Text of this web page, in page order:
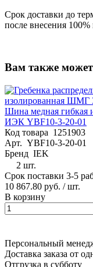
Срок доставки до
после внесения 100%
Вам также
Шина медная гибкая
ИЭК YBF10-3-20-01
Код товара 1251903
Арт. YBF10-3-20-01
Бренд IEK
2 шт.
Срок поставки 3-5
10 867.80 руб. / шт.
В корзину
Персональный
Доставка заказа от
Отгрузка в субботу